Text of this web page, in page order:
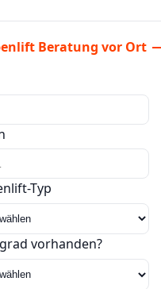
Beratung vor Ort
Typ
vorhanden?